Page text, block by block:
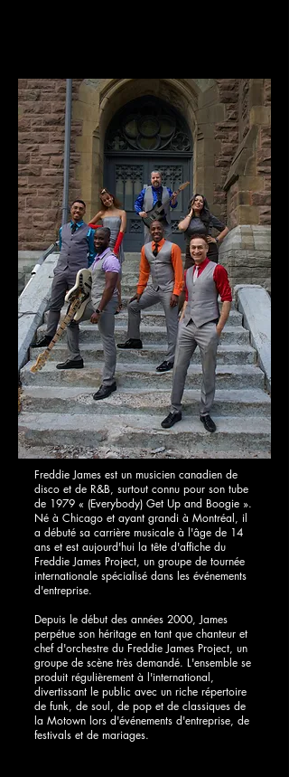
Freddie James est un musicien canadien de
disco et de R&B, surtout connu pour son tube
de 1979 « (Everybody) Get Up and Boogie ».
Né à Chicago et ayant grandi à Montréal, il
a débuté sa carrière musicale à l'âge de 14
ans et est aujourd'hui la tête d'affiche du
Freddie James Project, un groupe de tournée
internationale spécialisé dans les événements
d'entreprise.
Depuis le début des années 2000, James
perpétue son héritage en tant que chanteur et
chef d'orchestre du Freddie James Project, un
groupe de scène très demandé. L'ensemble se
produit régulièrement à l'international,
divertissant le public avec un riche répertoire
de funk, de soul, de pop et de classiques de
la Motown lors d'événements d'entreprise, de
festivals et de mariages.